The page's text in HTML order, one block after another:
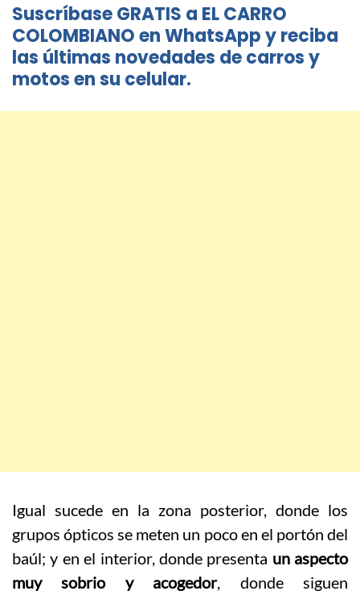
Suscríbase GRATIS a EL CARRO
COLOMBIANO en WhatsApp y reciba
las últimas novedades de carros y
motos en su celular.
Igual sucede en la zona posterior, donde los
grupos ópticos se meten un poco en el portón del
baúl; y en el interior, donde presenta un aspecto
muy sobrio y acogedor, donde siguen